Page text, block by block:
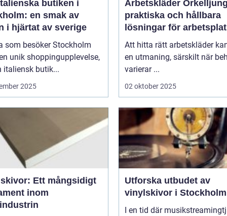
butiken i
en smak av
i hjärtat av sverige
som besöker Stockholm
unik shoppingupplevelse,
italiensk butik...
2025
Arbetskläder
praktiska och hållbara
lösningar för
Att hitta rätt arbetskläder
en utmaning, särskilt när
varierar ...
02 oktober 2025
Ett mångsidigt
inom
Utforska utbudet av
vinylskivor i Stockholm
I en tid där